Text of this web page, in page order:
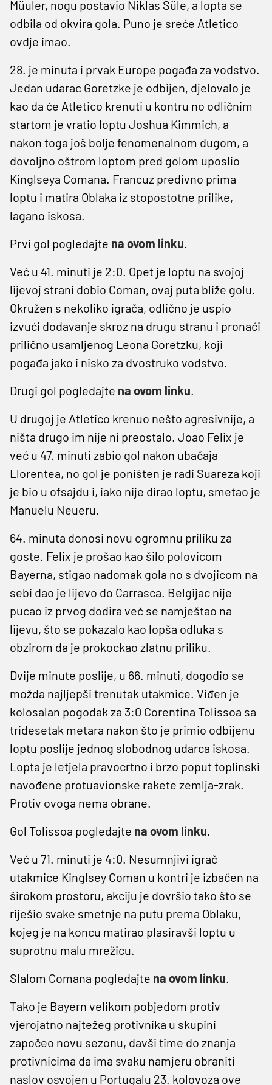
Müuler, nogu postavio Niklas Süle, a lopta se
odbila od okvira gola. Puno je sreće Atletico
ovdje imao.
28. je minuta i prvak Europe pogađa za vodstvo.
Jedan udarac Goretzke je odbijen, djelovalo je
kao da će Atletico krenuti u kontru no odličnim
startom je vratio loptu Joshua Kimmich, a
nakon toga još bolje fenomenalnom dugom, a
dovoljno oštrom loptom pred golom uposlio
Kinglseya Comana. Francuz predivno prima
loptu i matira Oblaka iz stopostotne prilike,
lagano iskosa.
Prvi gol pogledajte na ovom linku.
Već u 41. minuti je 2:0. Opet je loptu na svojoj
lijevoj strani dobio Coman, ovaj puta bliže golu.
Okružen s nekoliko igrača, odlično je uspio
izvući dodavanje skroz na drugu stranu i pronaći
prilično usamljenog Leona Goretzku, koji
pogađa jako i nisko za dvostruko vodstvo.
Drugi gol pogledajte na ovom linku.
U drugoj je Atletico krenuo nešto agresivnije, a
ništa drugo im nije ni preostalo. Joao Felix je
već u 47. minuti zabio gol nakon ubačaja
Llorentea, no gol je poništen je radi Suareza koji
je bio u ofsajdu i, iako nije dirao loptu, smetao je
Manuelu Neueru.
64. minuta donosi novu ogromnu priliku za
goste. Felix je prošao kao šilo polovicom
Bayerna, stigao nadomak gola no s dvojicom na
sebi dao je lijevo do Carrasca. Belgijac nije
pucao iz prvog dodira već se namještao na
lijevu, što se pokazalo kao lopša odluka s
obzirom da je prokockao zlatnu priliku.
Dvije minute poslije, u 66. minuti, dogodio se
možda najljepši trenutak utakmice. Viđen je
kolosalan pogodak za 3:0 Corentina Tolissoa sa
tridesetak metara nakon što je primio odbijenu
loptu poslije jednog slobodnog udarca iskosa.
Lopta je letjela pravocrtno i brzo poput toplinski
navođene protuavionske rakete zemlja-zrak.
Protiv ovoga nema obrane.
Gol Tolissoa pogledajte na ovom linku.
Već u 71. minuti je 4:0. Nesumnjivi igrač
utakmice Kinglsey Coman u kontri je izbačen na
širokom prostoru, akciju je dovršio tako što se
riješio svake smetnje na putu prema Oblaku,
kojeg je na koncu matirao plasiravši loptu u
suprotnu malu mrežicu.
Slalom Comana pogledajte na ovom linku.
Tako je Bayern velikom pobjedom protiv
vjerojatno najtežeg protivnika u skupini
započeo novu sezonu, davši time do znanja
protivnicima da ima svaku namjeru obraniti
naslov osvojen u Portugalu 23. kolovoza ove